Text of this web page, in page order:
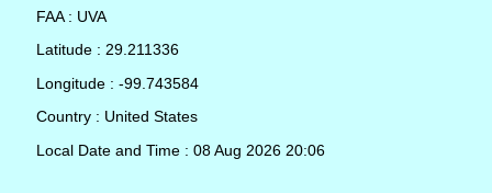
FAA : UVA
Latitude : 29.211336
Longitude : -99.743584
Country : United States
Local Date and Time : 08 Aug 2026 20:06